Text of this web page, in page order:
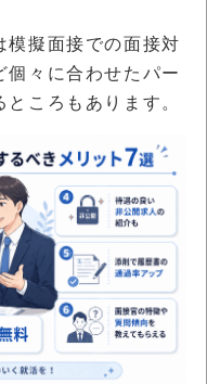
模擬面接での面接対
個々に合わせたパー
ころもあります。